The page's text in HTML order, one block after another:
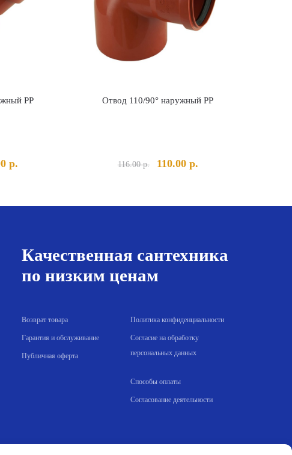
PP
р..
р.
Отвод 110/90° наружный PP
116.00р.
Первоначальная
116.00 р..
110.00 р.
Качественная сантехника
по низким ценам
Возврат товара
Гарантия и обслуживание
Публичная оферта
Политика конфиденциальности
Согласие на обработку
персональных данных
Способы оплаты
Согласование деятельности